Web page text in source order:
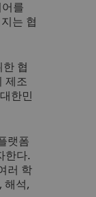
를
는 협
협
제조
한민
랫폼
한다.
러 학
해석,